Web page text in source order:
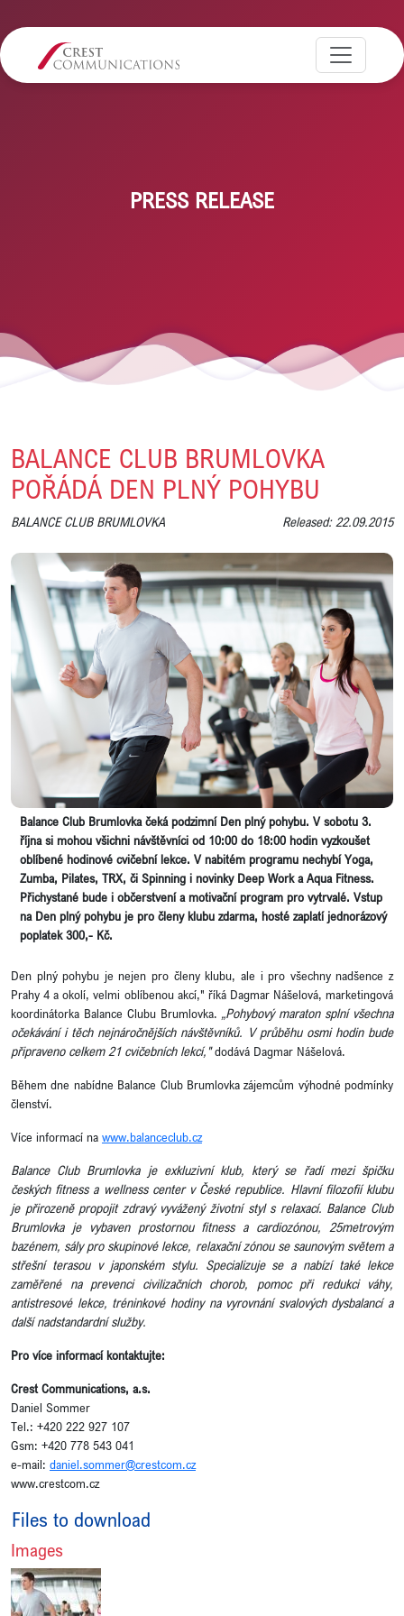
PRESS RELEASE
BALANCE CLUB BRUMLOVKA
POŘÁDÁ DEN PLNÝ POHYBU
BALANCE CLUB BRUMLOVKA Released: 22.09.2015
Balance Club Brumlovka čeká podzimní Den plný pohybu. V sobotu 3.
října si mohou všichni návštěvníci od 10:00 do 18:00 hodin vyzkoušet
oblíbené hodinové cvičební lekce. V nabitém programu nechybí Yoga,
Zumba, Pilates, TRX, či Spinning i novinky Deep Work a Aqua Fitness.
Přichystané bude i občerstvení a motivační program pro vytrvalé. Vstup
na Den plný pohybu je pro členy klubu zdarma, hosté zaplatí jednorázový
poplatek 300,- Kč.
Den plný pohybu je nejen pro členy klubu, ale i pro všechny nadšence z
Prahy 4 a okolí, velmi oblíbenou akcí," říká Dagmar Nášelová, marketingová
koordinátorka Balance Clubu Brumlovka. „Pohybový maraton splní všechna
očekávání i těch nejnáročnějších návštěvníků. V průběhu osmi hodin bude
připraveno celkem 21 cvičebních lekcí,"dodává Dagmar Nášelová.
Během dne nabídne Balance Club Brumlovka zájemcům výhodné podmínky
členství.
Více informací na www.balanceclub.cz
Balance Club Brumlovka je exkluzivní klub, který se řadí mezi špičku
českých fitness a wellness center v České republice. Hlavní filozofií klubu
je přirozeně propojit zdravý vyvážený životní styl s relaxací. Balance Club
Brumlovka je vybaven prostornou fitness a cardiozónou, 25metrovým
bazénem, sály pro skupinové lekce, relaxační zónou se saunovým světem a
střešní terasou v japonském stylu. Specializuje se a nabízí také lekce
zaměřené na prevenci civilizačních chorob, pomoc při redukci váhy,
antistresové lekce, tréninkové hodiny na vyrovnání svalových dysbalancí a
další nadstandardní služby.
Pro více informací kontaktujte:
Crest Communications, a.s.
Daniel Sommer
Tel.: +420 222 927 107
Gsm: +420 778 543 041
e-mail: daniel.sommer@crestcom.cz
www.crestcom.cz
Files to download
Images